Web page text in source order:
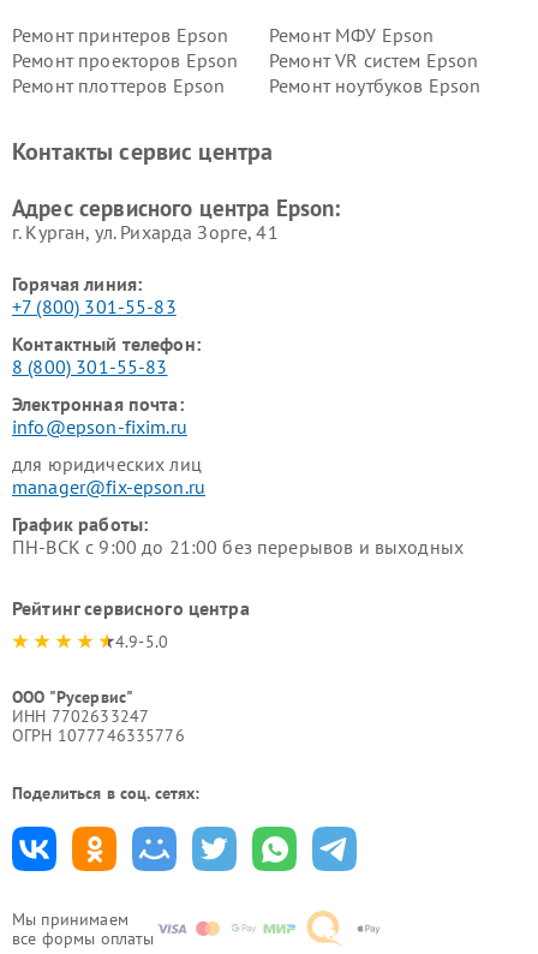
Мы принимаем
все формы оплаты
Ремонт принтеров Epson
Ремонт МФУ Epson
Ремонт проекторов Epson
Ремонт VR систем Epson
Ремонт плоттеров Epson
Ремонт ноутбуков Epson
Контакты сервис центра
Адрес сервисного центра Epson:
г. Курган, ул. Рихарда Зорге, 41
Горячая линия:
+7 (800) 301-55-83
Контактный телефон:
8 (800) 301-55-83
Электронная почта:
info@epson-fixim.ru
для юридических лиц
manager@fix-epson.ru
График работы:
ПН-ВСК с 9:00 до 21:00 без перерывов и выходных
Рейтинг сервисного центра
4.9-5.0
ООО "Русервис"
ИНН 7702633247
ОГРН 1077746335776
Поделиться в соц. сетях: